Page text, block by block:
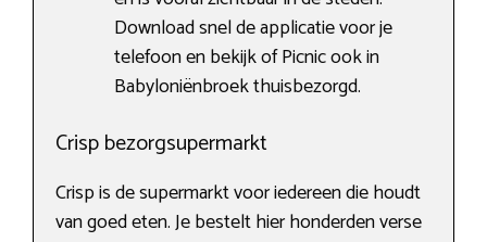
Download snel de applicatie voor je
telefoon en bekijk of Picnic ook in
Babyloniënbroek thuisbezorgd.
Crisp bezorgsupermarkt
Crisp is de supermarkt voor iedereen die houdt
van goed eten. Je bestelt hier honderden verse